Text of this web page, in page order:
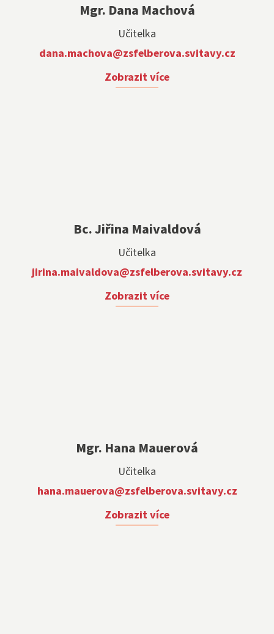
Mgr. Dana Machová
Učitelka
dana.machova@zsfelberova.svitavy.cz
Zobrazit více
Bc. Jiřina Maivaldová
Učitelka
jirina.maivaldova@zsfelberova.svitavy.cz
Zobrazit více
Mgr. Hana Mauerová
Učitelka
hana.mauerova@zsfelberova.svitavy.cz
Zobrazit více